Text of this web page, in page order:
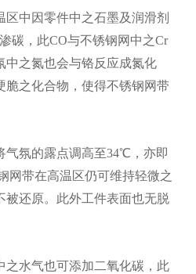
中因零件中之石墨及润滑剂
碳，此CO与不锈钢网中之Cr
中之氮也会与铬反应成氮化
脆之化合物，使得不锈钢网带
氛的露点调高至34℃，亦即
网带在高温区仍可维持轻微之
被还原。此外工件表面也无脱
水气也可添加二氧化碳，此